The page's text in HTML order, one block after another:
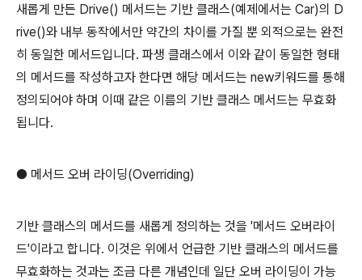
새롭게 만든 Drive() 메서드는 기반 클래스(예제에서는 Car)의 D
rive()와 내부 동작에서만 약간의 차이를 가질 뿐 외적으로는 완전
히 동일한 메서드입니다. 파생 클래스에서 이와 같이 동일한 형태
의 메서드를 작성하고자 한다면 해당 메서드는 new키워드를 통해
정의되어야 하며 이때 같은 이름의 기반 클래스 메서드는 무효화
됩니다.
● 메서드 오버 라이딩(Overriding)
기반 클래스의 메서드를 새롭게 정의하는 것을 '메서드 오버라이
드'이라고 합니다. 이것은 위에서 언급한 기반 클래스의 메서드를
무효화하는 것과는 조금 다른 개념인데 일단 오버 라이딩이 가능